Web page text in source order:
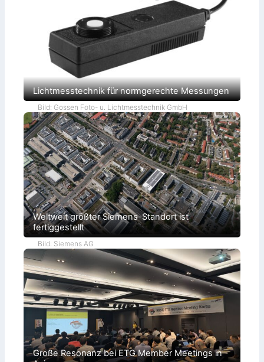
Lichtmesstechnik für normgerechte Messungen
Bild: Gossen Foto- u. Lichtmesstechnik GmbH
Weltweit größter Siemens-Standort ist
fertiggestellt
Bild: Siemens AG
Große Resonanz bei ETG Member Meetings in